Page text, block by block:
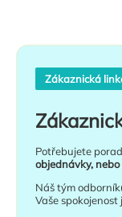
Zákaznická
Potřebujete
objednávky,
Náš tým
Vaše